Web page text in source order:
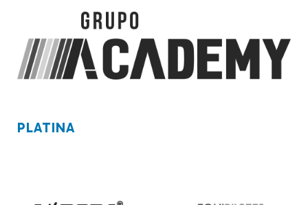
PLATINA